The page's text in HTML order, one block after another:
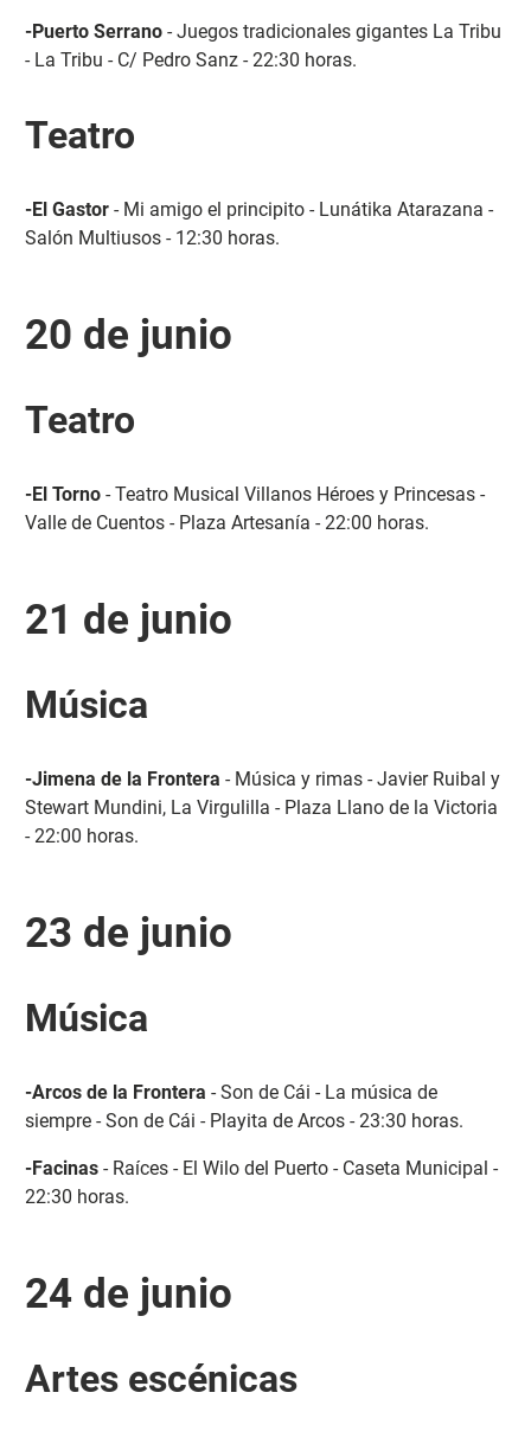
-Puerto Serrano- Juegos tradicionales gigantes La Tribu
- La Tribu - C/ Pedro Sanz - 22:30 horas.
Teatro
-El Gastor- Mi amigo el principito - Lunátika Atarazana -
Salón Multiusos - 12:30 horas.
20 de junio
Teatro
-El Torno- Teatro Musical Villanos Héroes y Princesas -
Valle de Cuentos - Plaza Artesanía - 22:00 horas.
21 de junio
Música
-Jimena de la Frontera - Música y rimas - Javier Ruibal y
Stewart Mundini, La Virgulilla - Plaza Llano de la Victoria
- 22:00 horas.
23 de junio
Música
-Arcos de la Frontera - Son de Cái - La música de
siempre - Son de Cái - Playita de Arcos - 23:30 horas.
-Facinas- Raíces - El Wilo del Puerto - Caseta Municipal -
22:30 horas.
24 de junio
Artes escénicas